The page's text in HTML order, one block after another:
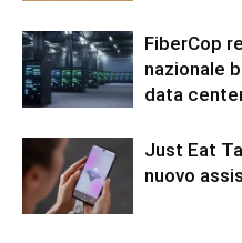
FiberCop
nazionale
data
Just Eat
nuovo